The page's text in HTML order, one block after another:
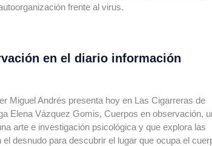
frente al virus.
en el diario información
Miguel Andrés presenta hoy en Las Cigarreras de
Elena Vázquez Gomis, Cuerpos en observación,
arte e investigación psicológica y que explora las
desnudo para descubrir el lugar que ocupa el